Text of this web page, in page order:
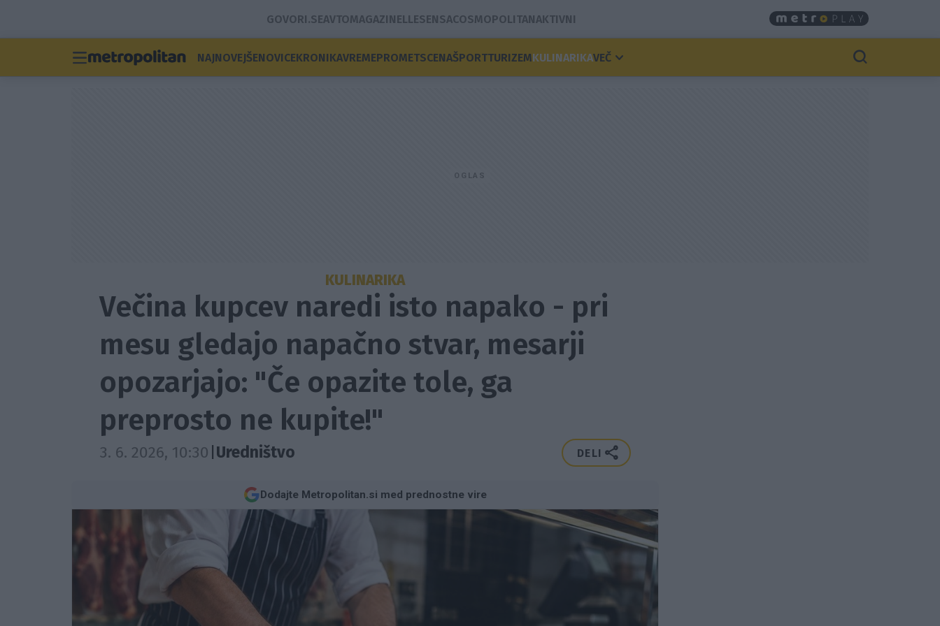
GOVORI.SEAVTOMAGAZINELLESENSACOSMOPOLITANAKTIVNI
NAJNOVEJŠENOVICEKRONIKAVREMEPROMETSCENAŠPORTTURIZEMKULINARIKAVEČ
KULINARIKA
Večina kupcev naredi isto napako - pri
mesu gledajo napačno stvar, mesarji
opozarjajo: "Če opazite tole, ga
preprosto ne kupite!"
3. 6. 2026, 10:30 Uredništvo DELI
Dodajte Metropolitan.si med prednostne vire